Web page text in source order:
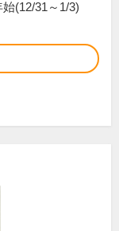
(12/31～1/3)